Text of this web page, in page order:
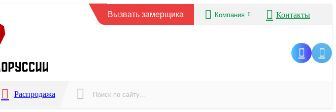
Вызвать замерщика Компания Контакты
Распродажа